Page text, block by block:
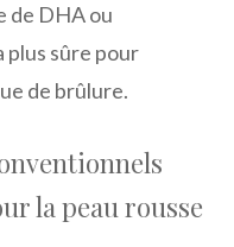
de DHA ou
plus sûre pour
de brûlure.
la peau rousse